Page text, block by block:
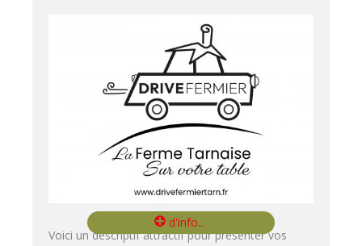
Voici un descriptif attractif pour présenter vos